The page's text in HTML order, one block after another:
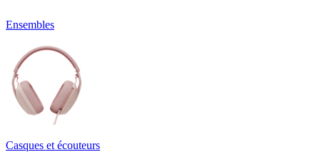
Ensembles
Casques et écouteurs